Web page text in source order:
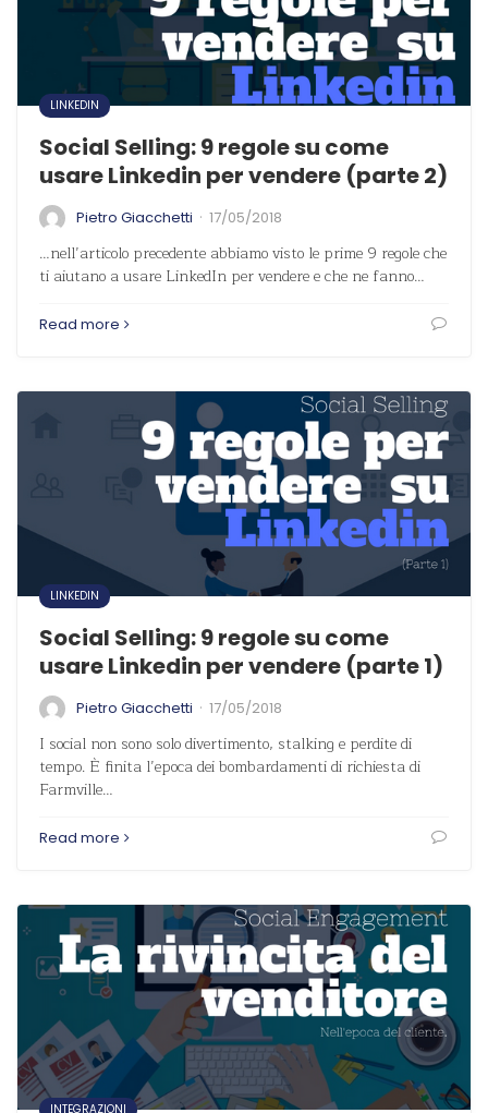
LINKEDIN
Social Selling: 9 regole su come
usare Linkedin per vendere (parte 2)
Pietro Giacchetti · 17/05/2018
…nell’articolo precedente abbiamo visto le prime 9 regole che
ti aiutano a usare LinkedIn per vendere e che ne fanno…
Read more
LINKEDIN
Social Selling: 9 regole su come
usare Linkedin per vendere (parte 1)
Pietro Giacchetti · 17/05/2018
I social non sono solo divertimento, stalking e perdite di
tempo. È finita l’epoca dei bombardamenti di richiesta di
Farmville…
Read more
INTEGRAZIONI